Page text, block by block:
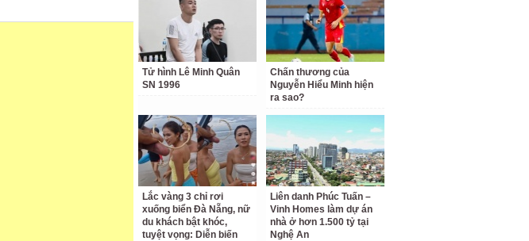
Tử hình Lê Minh Quân
SN 1996
Chấn thương của
Nguyễn Hiểu Minh hiện
ra sao?
Lắc vàng 3 chỉ rơi
xuống biển Đà Nẵng, nữ
du khách bật khóc,
tuyệt vọng: Diễn biến
Liên danh Phúc Tuấn –
Vinh Homes làm dự án
nhà ở hơn 1.500 tỷ tại
Nghệ An